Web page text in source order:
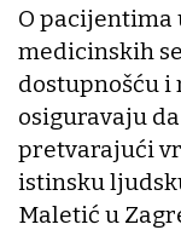
O
medicinskih
dostupnošću
osiguravaju
pretvarajući
istinsku
Maletić u